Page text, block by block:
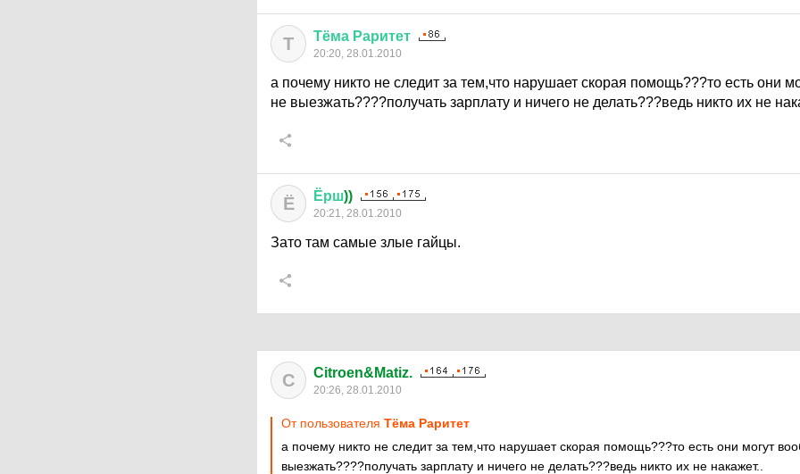
Т Тёма Раритет
20:20, 28.01.2010
а почему никто не следит за тем,что нарушает скорая помощь???то есть они
не выезжать????получать зарплату и ничего не делать???ведь никто их не
Ё Ёрш))
20:21, 28.01.2010
Зато там самые злые гайцы.
C Citroen&Matiz.
20:26, 28.01.2010
От пользователя Тёма Раритет
а почему никто не следит за тем,что нарушает скорая помощь???то есть они могут
выезжать????получать зарплату и ничего не делать???ведь никто их не накажет..